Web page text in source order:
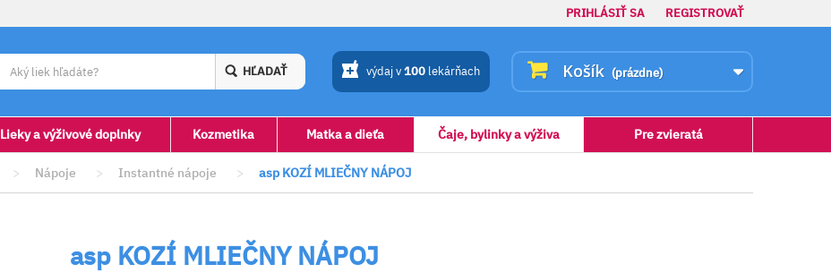
PRIHLÁSIŤ SA REGISTROVAŤ
Košík (prázdne)
HĽADAŤ výdaj v100 lekárňach
Lieky a výživové doplnky Kozmetika Matka a dieťa Čaje, bylinky a výživa Pre zvieratá
> Nápoje > Instantné nápoje > asp KOZÍ MLIEČNY NÁPOJ
asp KOZÍ MLIEČNY NÁPOJ